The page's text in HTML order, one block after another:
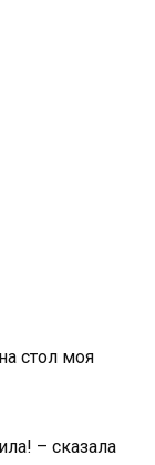
стол моя
– сказала